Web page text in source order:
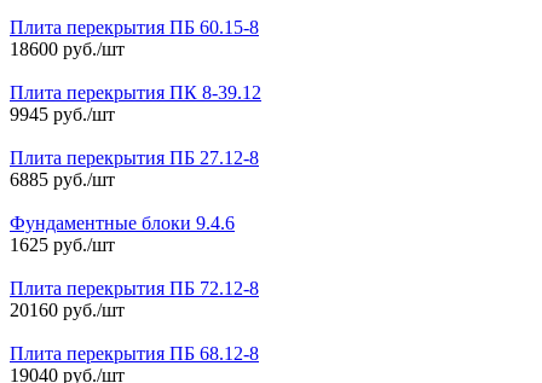
Плита перекрытия ПБ 60.15-8
18600 руб./шт
Плита перекрытия ПК 8-39.12
9945 руб./шт
Плита перекрытия ПБ 27.12-8
6885 руб./шт
Фундаментные блоки 9.4.6
1625 руб./шт
Плита перекрытия ПБ 72.12-8
20160 руб./шт
Плита перекрытия ПБ 68.12-8
19040 руб./шт